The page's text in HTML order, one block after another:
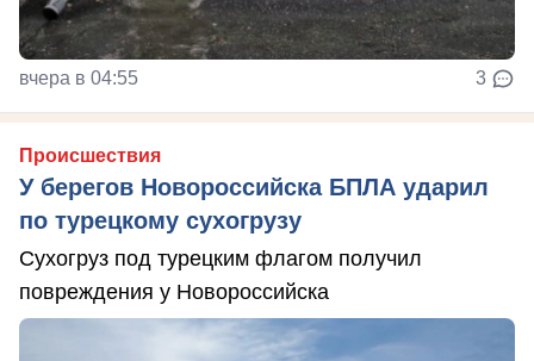
вчера в 04:55 3
Происшествия
У берегов Новороссийска БПЛА ударил
по турецкому сухогрузу
Сухогруз под турецким флагом получил
повреждения у Новороссийска